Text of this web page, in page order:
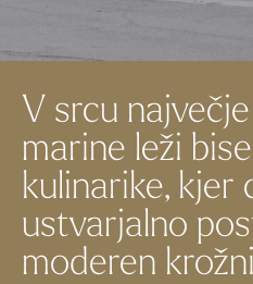
V srcu
marine leži
kulinarike,
ustvarjalno
moderen